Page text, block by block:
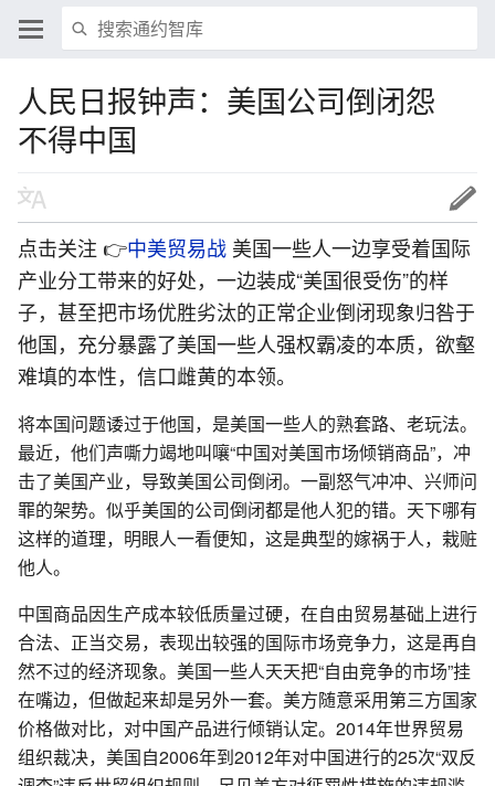
人民日报钟声：美国公司倒闭怨
不得中国
点击关注 👉中美贸易战 美国一些人一边享受着国际
产业分工带来的好处，一边装成“美国很受伤”的样
子，甚至把市场优胜劣汰的正常企业倒闭现象归咎于
他国，充分暴露了美国一些人强权霸凌的本质，欲壑
难填的本性，信口雌黄的本领。
将本国问题诿过于他国，是美国一些人的熟套路、老玩法。
最近，他们声嘶力竭地叫嚷“中国对美国市场倾销商品”，冲
击了美国产业，导致美国公司倒闭。一副怒气冲冲、兴师问
罪的架势。似乎美国的公司倒闭都是他人犯的错。天下哪有
这样的道理，明眼人一看便知，这是典型的嫁祸于人，栽赃
他人。
中国商品因生产成本较低质量过硬，在自由贸易基础上进行
合法、正当交易，表现出较强的国际市场竞争力，这是再自
然不过的经济现象。美国一些人天天把“自由竞争的市场”挂
在嘴边，但做起来却是另外一套。美方随意采用第三方国家
价格做对比，对中国产品进行倾销认定。2014年世界贸易
组织裁决，美国自2006年到2012年对中国进行的25次“双反